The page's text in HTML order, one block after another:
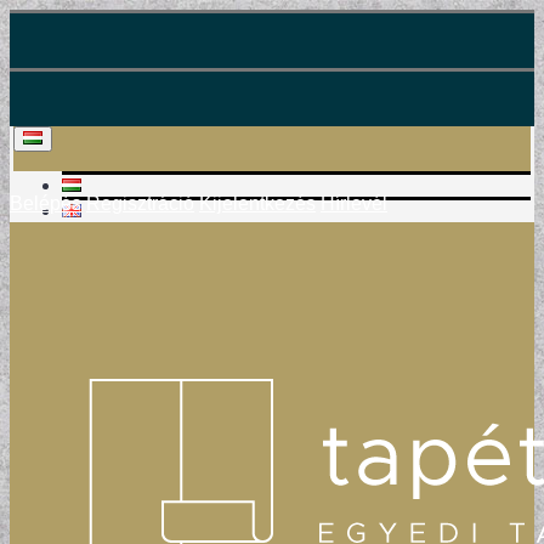
Belépés Regisztráció Kijelentkezés Hírlevél